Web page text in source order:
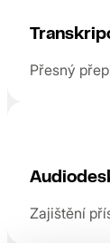
Přesný
Zajištění